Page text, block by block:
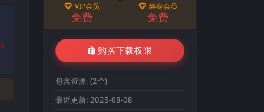
VIP会员
免费
终身会员
免费
购买下载权限
包含资源: (2个)
最近更新: 2025-08-08